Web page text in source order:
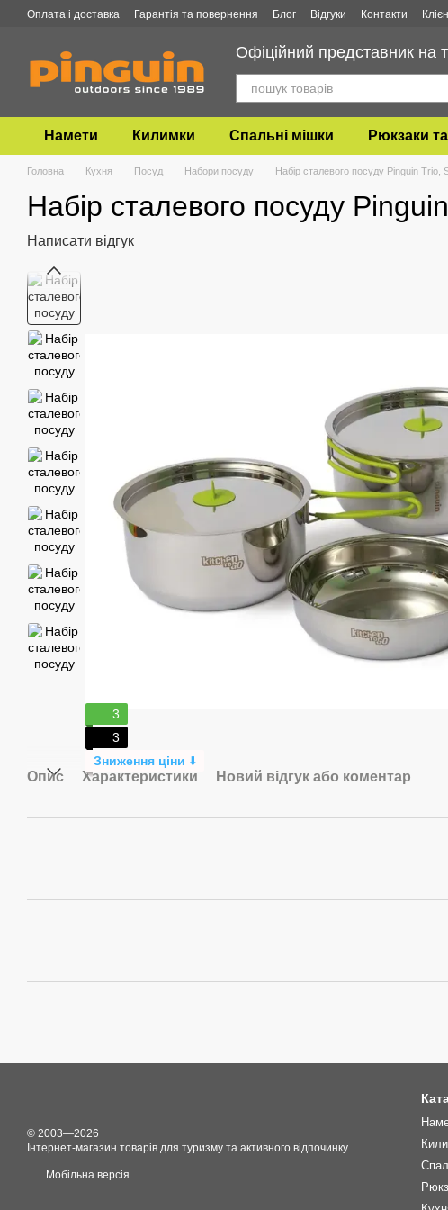
Перейти до основного контенту
Оплата і доставка Гарантія та повернення Блог Відгуки Контакти
Офіційний представник на
Намети Килимки Спальні мішки Рюкзаки
Головна Кухня Посуд Набори посуду Набір сталевого посуду Pinguin Trio,
Набір сталевого посуду
Написати відгук
3
3
Зниження ціни ⬇️
Опис Характеристики Новий відгук або коментар
© 2003—2026
Інтернет-магазин товарів для туризму та активного відпочинку
Мобільна версія